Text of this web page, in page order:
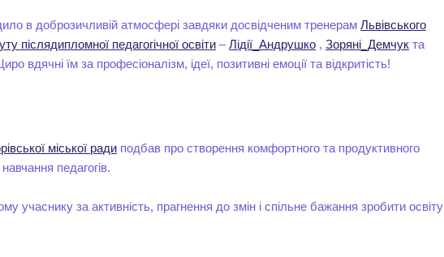
в доброзичливій атмосфері завдяки досвідченим тренерам Львівського
післядипломної педагогічної освіти –Лідії_Андрушко , Зоряні_Демчук та
вдячні їм за професіоналізм, ідеї, позитивні емоції та відкритість!
міської ради подбав про створення комфортного та продуктивного
педагогів.
за активність, прагнення до змін і спільне бажання зробити освіту